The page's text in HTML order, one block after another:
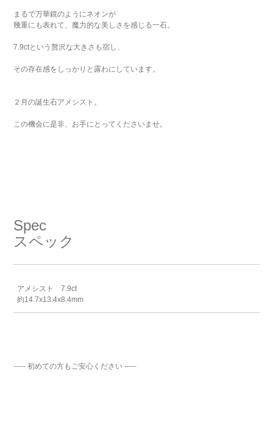
まるで万華鏡のようにネオンが
幾重にも表れて、魔力的な美しさを感じる一石。
7.9ctという贅沢な大きさも宿し、
その存在感をしっかりと露わにしています。
２月の誕生石アメシスト。
この機会に是非、お手にとってくださいませ。
Spec
スペック
アメシスト 7.9ct
約14.7x13.4x8.4mm
----- 初めての方もご安心ください -----